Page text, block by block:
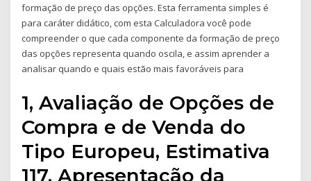
formação de preço das opções. Esta ferramenta simples é
para caráter didático, com esta Calculadora você pode
compreender o que cada componente da formação de preço
das opções representa quando oscila, e assim aprender a
analisar quando e quais estão mais favoráveis para
1, Avaliação de Opções de
Compra e de Venda do
Tipo Europeu, Estimativa
117, Apresentação da